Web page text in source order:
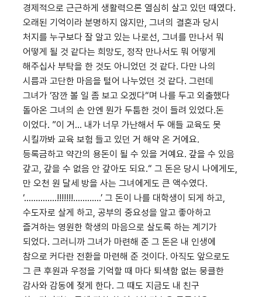
경제적으로 근근하게 생활력으론 열심히 살고 있던 때였다.
오래된 기억이라 분명하지 않지만, 그녀의 결혼과 당시
처지를 누구보다 잘 알고 있는 나로선, 그녀를 만나서 뭐
어떻게 될 것 같다는 희망도, 정작 만나서도 뭐 어떻게
해주십사 부탁을 한 것도 아니었던 것 같다. 다만 나의
시름과 고단한 마음을 털어 나누었던 것 같다. 그런데
그녀가 ‘잠깐 볼 일 좀 보고 오겠다“며 나를 두고 외출했다
돌아온 그녀의 손 안엔 뭔가 두툼한 것이 들려 있었다.돈
이었다. ”이 거... 내가 너무 가난해서 두 애들 교육도 못
시킬까봐 교육 보험 들고 있던 거 해약 온 거에요.
등록금하고 약간의 용돈이 될 수 있을 거예요. 갚을 수 있음
갚고, 갚을 수 없음 안 갚아도 되요.“ 그 돈은 당시 나에게도,
만 오천 원 달세 방을 사는 그녀에게도 큰 액수였다.
‘..............!!!!!!!............’ 그 돈이 나를 대학생이 되게 하고,
수도자로 살게 하고, 공부의 중요성을 알고 좋아하고
즐겨하는 영원한 학생의 마음으로 살도록 하는 계기가
되었다. 그러니까 그녀가 마련해 준 그 돈은 내 인생에
참으로 커다란 전환을 마련해 준 것이다. 아직도 앞으로도
그 큰 후원과 우정을 기억할 때 마다 퇴색함 없는 뭉클한
감사와 감동에 젖게 한다. 그 때도 지금도 내 친구